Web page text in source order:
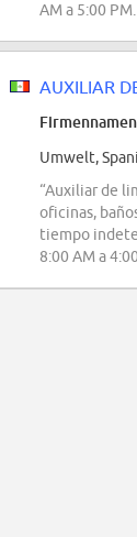
AM a 5:00
AUXILIAR
Umwelt,
“Auxiliar de
oficinas,
tiempo
8:00 AM a